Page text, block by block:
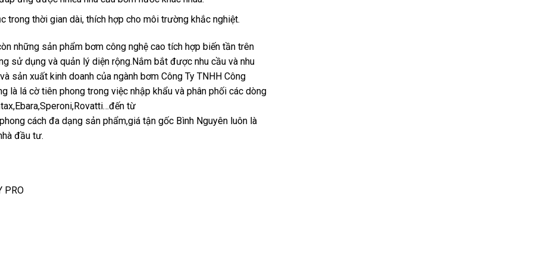
trong thời gian dài, thích hợp cho môi trường khắc nghiệt.
những sản phẩm bơm công nghệ cao tích hợp biến tần trên
sử dụng và quản lý diện rộng.Nắm bắt được nhu cầu và nhu
sản xuất kinh doanh của ngành bơm Công Ty TNHH Công
là lá cờ tiên phong trong việc nhập khẩu và phân phối các dòng
từ
cách đa dạng sản phẩm,giá tận gốc Bình Nguyên luôn là
đầu tư.
PRO